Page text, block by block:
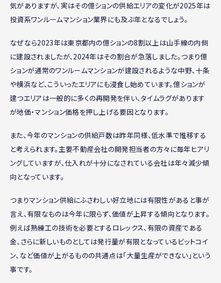
気がありますが、実はその億ションの供給エリアの変化が2025年は
投資系ワンルームマンション業界にも及ぶ年となるでしょう。
なぜなら2023年は東京都内の億ションの8割以上は山手線の内側
に建設されましたが、2024年はその割合が急落しました。つまり億
ションが通常のワンルームマンションが建設されるような中野、十条
や横浜など、こういったエリアにも浸食し始めています。億ションが
建つエリアは一般的に多くの再開発を伴い、タイムラグがあります
が地価・マンション価格を押し上げる要因となります。
また、今年のマンションの供給戸数は昨年同様、低水準で推移する
と考えられます。主要不動産会社の開発担当者の方々に毎年ヒアリ
ングしていますが、仕入れが十分になされている会社は年々減少傾
向となっています。
つまりマンション供給にふさわしい好立地には有限性があると事が
言え、有限なものは今年に限らず、価値が上昇する傾向となります。
例えば熟練工の技術を必要とするロレックス、有限の資産である
金、さらに新しいものとしては発行量が有限となっているビットコイ
ン、など価値が上がるものの共通点は「大量生産ができない」という
事です。